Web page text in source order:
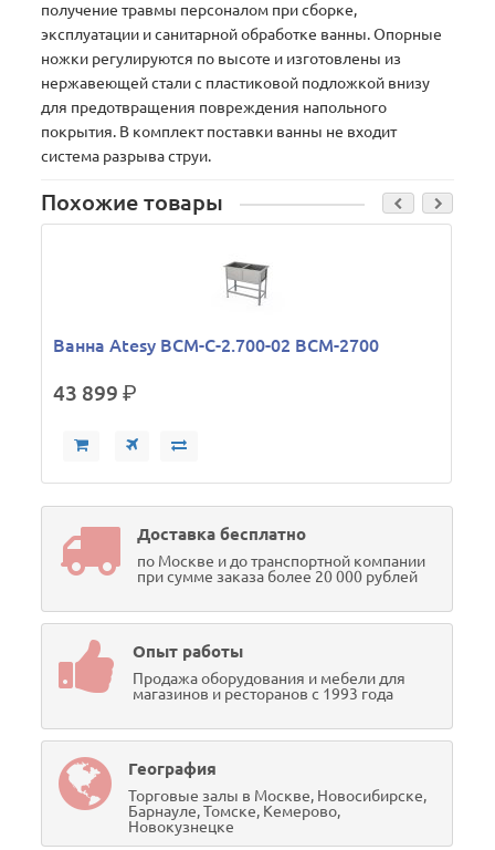
получение травмы персоналом при сборке,
эксплуатации и санитарной обработке ванны. Опорные
ножки регулируются по высоте и изготовлены из
нержавеющей стали c пластиковой подложкой внизу
для предотвращения повреждения напольного
покрытия. В комплект поставки ванны не входит
система разрыва струи.
Похожие товары
Ванна Atesy ВСМ-С-2.700-02 ВСМ-2700
43 899р.
Доставка бесплатно
по Москве и до транспортной компании
при сумме заказа более 20 000 рублей
Опыт работы
Продажа оборудования и мебели для
магазинов и ресторанов с 1993 года
География
Торговые залы в Москве, Новосибирске,
Барнауле, Томске, Кемерово,
Новокузнецке